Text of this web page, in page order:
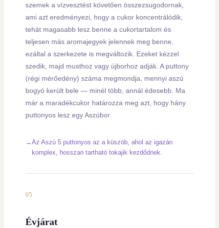
szemek a vízvesztést követően összezsugodornak,
ami azt eredményezi, hogy a cukor koncentrálódik,
tehát magasabb lesz benne a cukortartalom és
teljesen más aromajegyek jelennek meg benne,
ezáltal a szerkezete is megváltozik. Ezeket kézzel
szedik, majd musthoz vagy újborhoz adják. A puttony
(régi mérőedény) száma megmondja, mennyi aszú
bogyó került bele — minél több, annál édesebb. Ma
már a maradékcukor határozza meg azt, hogy hány
puttonyos lesz egy Aszúbor.
Az Aszú 5 puttonyos az a küszöb, ahol az igazán
komplex, hosszan tartható tokajik kezdődnek.
05
Évjárat